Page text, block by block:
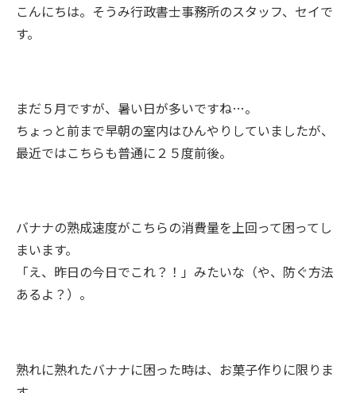
こんにちは。そうみ行政書士事務所のスタッフ、セイで
す。
まだ５月ですが、暑い日が多いですね…。
ちょっと前まで早朝の室内はひんやりしていましたが、
最近ではこちらも普通に２５度前後。
バナナの熟成速度がこちらの消費量を上回って困ってし
まいます。
「え、昨日の今日でこれ？！」みたいな（や、防ぐ方法
あるよ？）。
熟れに熟れたバナナに困った時は、お菓子作りに限りま